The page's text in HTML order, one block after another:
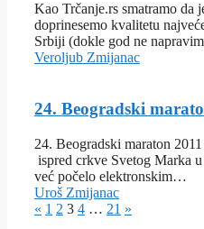
Kao Trčanje.rs smatramo da
doprinesemo kvalitetu
Srbiji (dokle god ne
Veroljub Zmijanac
24. Beogradski
24. Beogradski maraton
ispred crkve Svetog Marka
već počelo elektronskim…
Uroš Zmijanac
« 1 2 3 4 … 21 »